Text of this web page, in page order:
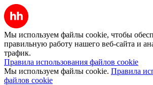
Мы используем файлы cookie, чтобы
правильную работу нашего веб-сайта и
трафик.
Правила использования файлов cookie
Мы используем файлы cookie. Правила
файлов cookie